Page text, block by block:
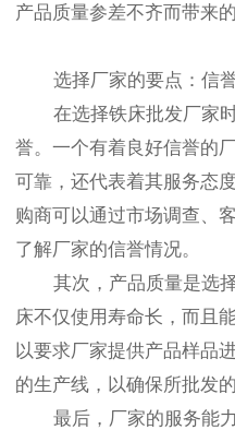
产品质量参差不齐而带来的
选择厂家的要点：信
在选择铁床批发厂家
誉。一个有着良好信誉的
可靠，还代表着其服务态
购商可以通过市场调查、
了解厂家的信誉情况。
其次，产品质量是选
床不仅使用寿命长，而且
以要求厂家提供产品样品
的生产线，以确保所批发
最后，厂家的服务能